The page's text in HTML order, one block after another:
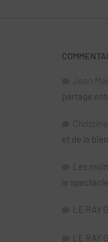
Jean
partage
Christine
et de la
Les
le
LE RAY
LE RAY